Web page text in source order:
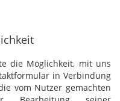
die Möglichkeit, mit uns
in Verbindung
vom Nutzer gemachten